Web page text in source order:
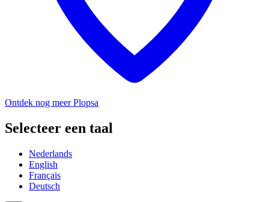
Ontdek nog meer Plopsa
Selecteer een taal
Nederlands
English
Français
Deutsch